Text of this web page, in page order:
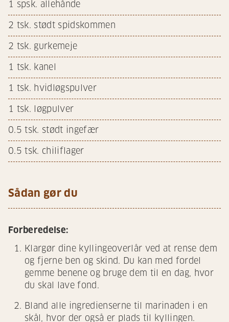
1 spsk. allehånde
2 tsk. stødt spidskommen
2 tsk. gurkemeje
1 tsk. kanel
1 tsk. hvidløgspulver
1 tsk. løgpulver
0.5 tsk. stødt ingefær
0.5 tsk. chiliflager
Sådan gør du
Forberedelse:
Klargør dine kyllingeoverlår ved at rense dem
og fjerne ben og skind. Du kan med fordel
gemme benene og bruge dem til en dag, hvor
du skal lave fond.
Bland alle ingredienserne til marinaden i en
skål, hvor der også er plads til kyllingen.